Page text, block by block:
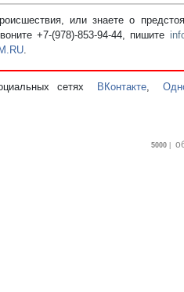
или знаете о
+7-(978)-853-94-44, пишите
.
сетях ВКонтакте
5000|